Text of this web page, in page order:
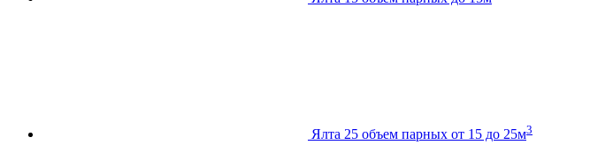
Ялта 25 объем парных от 15 до 25м3